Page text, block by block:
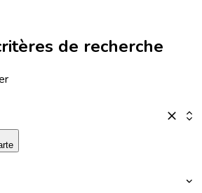
de recherche